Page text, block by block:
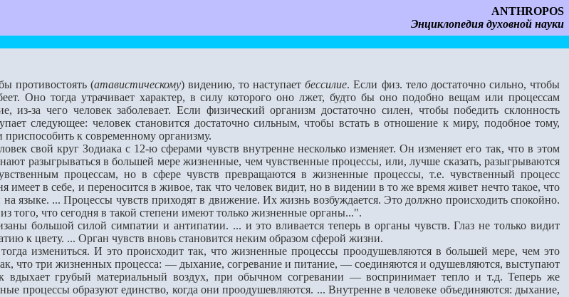
ANTHROPOS
Энциклопедия духовной науки
противостоять (атавистическому) видению, то наступаетбессилие. Если физ. тело достаточно сильно, чтобы
Оно тог­да утрачивает характер, в силу которого оно лжет, будто бы оно подобно вещам или процессам
из-за чего человек заболевает. Если физический организм достаточно си­лен, чтобы победить склонность
следующее: человек стано­вится достаточно сильным, чтобы встать в отношение к миру, подобное тому,
к современному организму.
свой круг Зодиака с 12-ю сферами чувств внутренне не­сколько изменяет. Он изменяет его так, что в этом
разыгрываться в большей мере жизненные, чем чувственные процессы, или, лучше сказать, разыгрываются
процессам, но в сфере чувств превращаются в жизненные процессы, т.е. чув­ственный процесс
имеет в себе, и переносится в живое, так что человек видит, но в видении в то же время живет нечто такое, что
языке. ... Процессы чувств приходят в движение. Их жизнь возбуждается. Это должно происхо­дить спокойно.
того, что сегодня в такой степени имеют толь­ко жизненные органы...".
большой силой симпатии и антипатии. ... и это вливается теперь в органы чувств. Глаз не только видит
к цвету. ... Орган чувств вновь становится неким образом сферой жизни.
измениться. И это происходит так, что жизненные процессы проодушевляются в большей мере, чем это
что три жизненных процесса: — дыхание, согревание и питание, — соединяются и одушевляются, выступают
грубый материальный воздух, при обычном согревании — воспринимает тепло и т.д. Теперь же
процессы образуют единство, когда они проодушевляются. ... Внутренне в человеке объединяются: дыхание,